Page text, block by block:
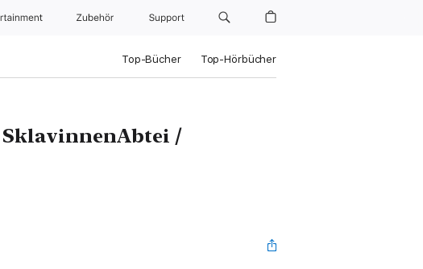
Zubehör Support
Top-Bücher Top-Hörbücher
/